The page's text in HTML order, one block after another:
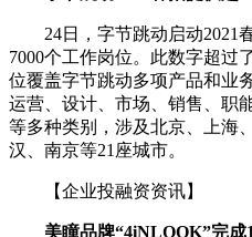
24日，字节跳动启动2021
7000个工作岗位。此数字超过
位覆盖字节跳动多项产品和业
运营、设计、市场、销售、职
等多种类别，涉及北京、上海
汉、南京等21座城市。
【企业投融资资讯】
美瞳品牌“4iNLOOK”完成